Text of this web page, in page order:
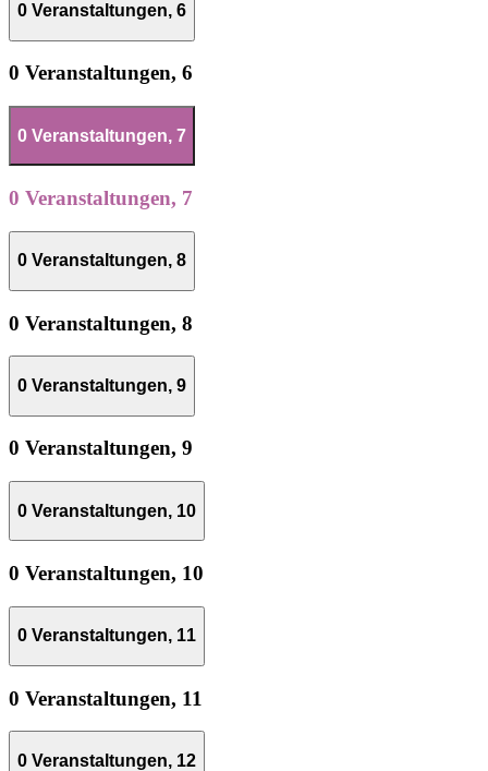
0 Veranstaltungen, 6
0 Veranstaltungen, 6
0 Veranstaltungen, 7
0 Veranstaltungen, 7
0 Veranstaltungen, 8
0 Veranstaltungen, 8
0 Veranstaltungen, 9
0 Veranstaltungen, 9
0 Veranstaltungen, 10
0 Veranstaltungen, 10
0 Veranstaltungen, 11
0 Veranstaltungen, 11
0 Veranstaltungen, 12